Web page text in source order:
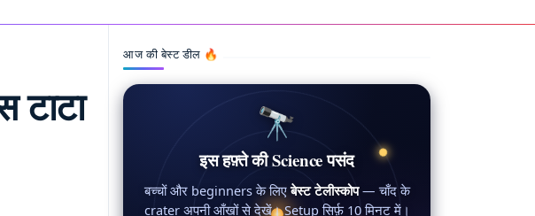
आज की बेस्ट डील 🔥
🔭
इस हफ़्ते की Science पसंद
बच्चों और beginners के लिएबेस्ट टेलीस्कोप— चाँद के
crater अपनी आँखों से देखें। Setup सिर्फ़ 10 मिनट में।